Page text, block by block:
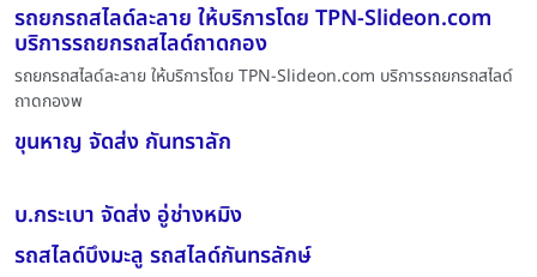
รถยกรถสไลด์ละลาย ให้บริการโดย TPN-Slideon.com
บริการรถยกรถสไลด์ถาดกอง
รถยกรถสไลด์ละลาย ให้บริการโดย TPN-Slideon.com บริการรถยกรถสไลด์
ถาดกองพ
ขุนหาญ จัดส่ง กันทราลัก
บ.กระเบา จัดส่ง อู่ช่างหมิง
รถสไลด์บึงมะลู รถสไลด์กันทรลักษ์